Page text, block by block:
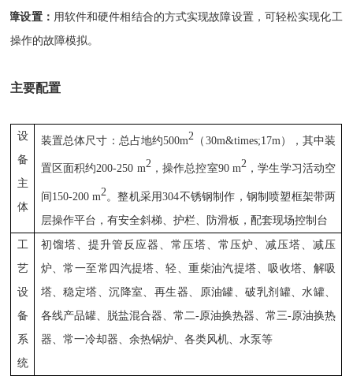
障设置： 用软件和硬件相结合的方式实现故障设置，可轻松实现化工
操作的故障模拟。
主要配置
设
备
主
体
装置总体尺寸：总占地约500m2 （30m&times;17m ） ，其中装
置区面积约200-250 m2，操作总控室90m2，学生学习活动空
间150-200m2 。整机采用304不锈钢制作， 钢制喷塑框架带两
层操作平台，有安全斜梯、 护栏、防滑板，配套现场控制台
工
艺
设
备
系
统
初馏塔、 提升管反应器
常压塔、常压炉、减压塔、减压
炉、常一至常四汽提塔、轻、重柴油汽提塔、吸收塔、解吸
塔、稳定塔、沉降室、再生器、原油罐、破乳剂罐、水罐、
各线产品罐、脱盐混合器、 常二-原油换热器 、常 三-原油换热
器
常一冷却器 、余热锅炉、各类风机、水泵等